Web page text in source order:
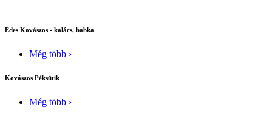
Édes Kovászos - kalács, babka
Még több ›
Kovászos Péksütik
Még több ›